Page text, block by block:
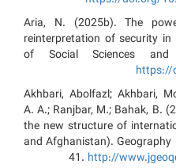
Aria, N. (2025b). The
reinterpretation of security
of Social Sciences and
https://
Akhbari, Abolfazl; Akhbari,
A. A.; Ranjbar, M.; Bahak, B.
the new structure of
and Afghanistan).
41. http://